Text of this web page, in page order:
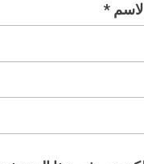
الاسم *